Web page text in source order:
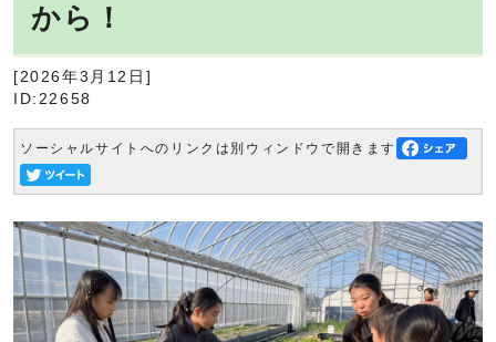
から！
[2026年3月12日]
ID:22658
ソーシャルサイトへのリンクは別ウィンドウで開きます